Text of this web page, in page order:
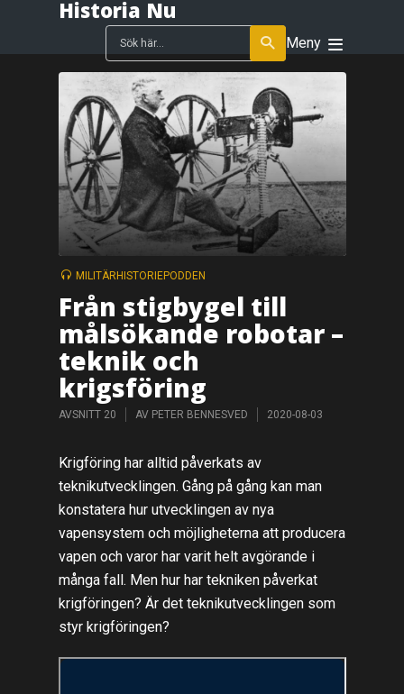
Historia Nu
Meny
MILITÄRHISTORIEPODDEN
Från stigbygel till
målsökande robotar –
teknik och
krigsföring
AVSNITT 20 AV PETER BENNESVED 2020-08-03
Krigföring har alltid påverkats av
teknikutvecklingen. Gång på gång kan man
konstatera hur utvecklingen av nya
vapensystem och möjligheterna att producera
vapen och varor har varit helt avgörande i
många fall. Men hur har tekniken påverkat
krigföringen? Är det teknikutvecklingen som
styr krigföringen?